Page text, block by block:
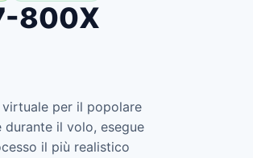
800X
virtuale per il popolare
durante il volo, esegue
il più realistico